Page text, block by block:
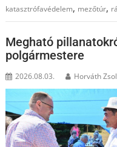
katasztrófavédelem, mezőtúr,
Megható
polgármestere
2026.08.03. Horváth